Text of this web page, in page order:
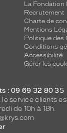
La Fondation
Recrutement
Charte de
Mentions
Politique des
Conditions
Accessibilité
Gérer les
: 09 69 32 80 35
le service clients
de 10h à 18h.